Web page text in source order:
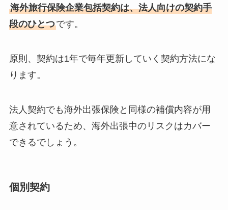
海外旅行保険企業包括契約は、法人向けの契約手
段のひとつです。
原則、契約は1年で毎年更新していく契約方法にな
ります。
法人契約でも海外出張保険と同様の補償内容が用
意されているため、海外出張中のリスクはカバー
できるでしょう。
個別契約